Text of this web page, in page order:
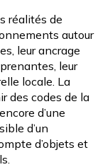
réalités de
autour
leur ancrage
leur
locale. La
des codes de la
d’une
d’un
d’objets et